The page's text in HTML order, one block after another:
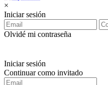
×
Iniciar sesión
Olvidé mi contraseña
Iniciar sesión
Continuar como invitado